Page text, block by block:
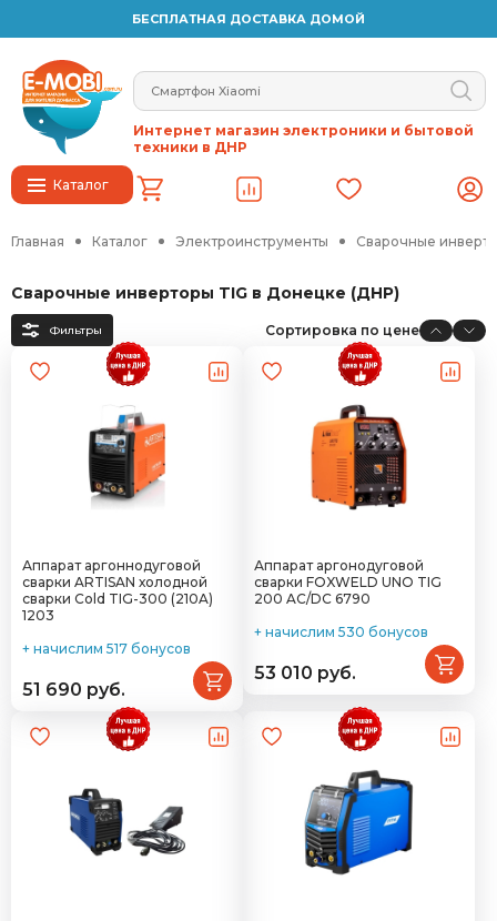
БЕСПЛАТНАЯ ДОСТАВКА ДОМОЙ
Каталог
Интернет магазин электроники и бытовой
техники в ДНР
Главная Каталог Электроинструменты Сварочные
Сварочные инверторы TIG в Донецке (ДНР)
Фильтры Сортировка по цене
Аппарат аргоннодуговой
сварки ARTISAN холодной
сварки Cold TIG-300 (210A)
1203
+ начислим 517 бонусов
51 690 руб.
Аппарат аргонодуговой
сварки FOXWELD UNO TIG
200 AC/DC 6790
+ начислим 530 бонусов
53 010 руб.